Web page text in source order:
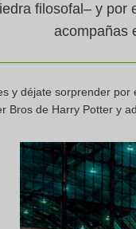
filosofal– y
acompañas
y déjate sorprender
Bros de Harry Potter y